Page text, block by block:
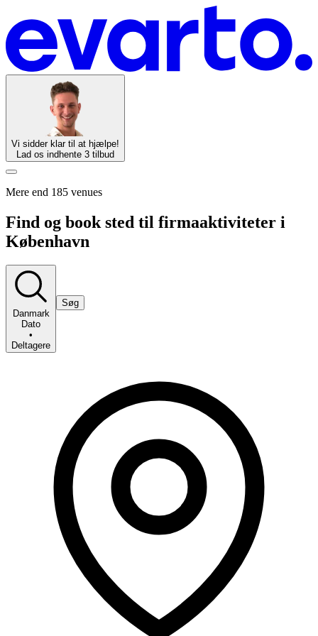
Vi sidder klar til at hjælpe!
Lad os indhente 3 tilbud
Mere end 185 venues
Find og book sted til firmaaktiviteter i
København
Danmark
Dato
•
Deltagere
Søg